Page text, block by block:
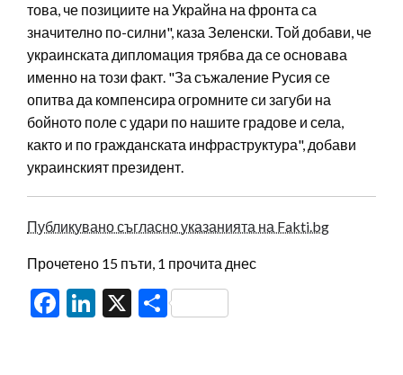
това, че позициите на Украйна на фронта са
значително по-силни", каза Зеленски. Той добави, че
украинската дипломация трябва да се основава
именно на този факт. "За съжаление Русия се
опитва да компенсира огромните си загуби на
бойното поле с удари по нашите градове и села,
както и по гражданската инфраструктура", добави
украинският президент.
Публикувано съгласно указанията на Fakti.bg
Прочетено 15 пъти, 1 прочита днес
Facebook
LinkedIn
X Share